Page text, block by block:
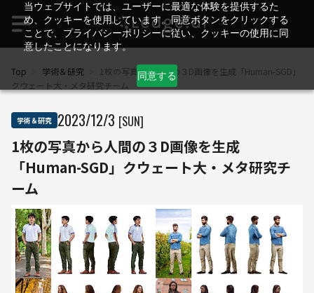
当ウェブサイトでは、ユーザーに最適な体験を提供するた
め、クッキーを使用しています。同意ボタンをクリックする
ことで、プライバシーポリシーに従い、クッキーの使用に同
意したことになります。
同意する
Top 学術＆研究
1枚の写真から人間の３D画像を生成「Human-SGD」
クウェート大・メタ研究チーム
学術＆研究 2023/12/3 [SUN]
1枚の写真から人間の３D画像を生成
「Human-SGD」クウェート大・メタ研究チ
ーム